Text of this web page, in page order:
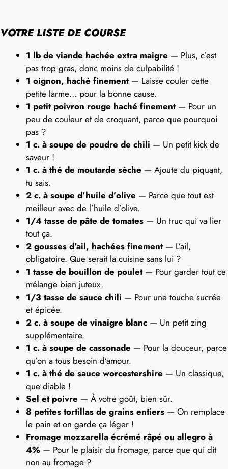
VOTRE LISTE DE COURSE
1 lb de viande hachée extra maigre — Plus, c’est
pas trop gras, donc moins de culpabilité !
1 oignon, haché finement— Laisse couler cette
petite larme… pour la bonne cause.
1 petit poivron rouge haché finement— Pour un
peu de couleur et de croquant, parce que pourquoi
pas ?
1 c. à soupe de poudre de chili — Un petit kick de
saveur !
1 c. à thé de moutarde sèche — Ajoute du piquant,
tu sais.
2 c. à soupe d’huile d’olive — Parce que tout est
meilleur avec de l’huile d’olive.
1/4 tasse de pâte de tomates — Un truc qui va lier
tout ça.
2 gousses d’ail, hachées finement— L’ail,
obligatoire. Que serait la cuisine sans lui ?
1 tasse de bouillon de poulet— Pour garder tout ce
mélange bien juteux.
1/3 tasse de sauce chili — Pour une touche sucrée
et épicée.
2 c. à soupe de vinaigre blanc — Un petit zing
supplémentaire.
1 c. à soupe de cassonade — Pour la douceur, parce
qu’on a tous besoin d’amour.
1 c. à thé de sauce worcestershire — Un classique,
que diable !
Sel et poivre — À votre goût, bien sûr.
8 petites tortillas de grains entiers — On remplace
le pain et on garde ça léger !
Fromage mozzarella écrémé râpé ou allegro à
4% — Pour le plaisir du fromage, parce que qui dit
non au fromage ?